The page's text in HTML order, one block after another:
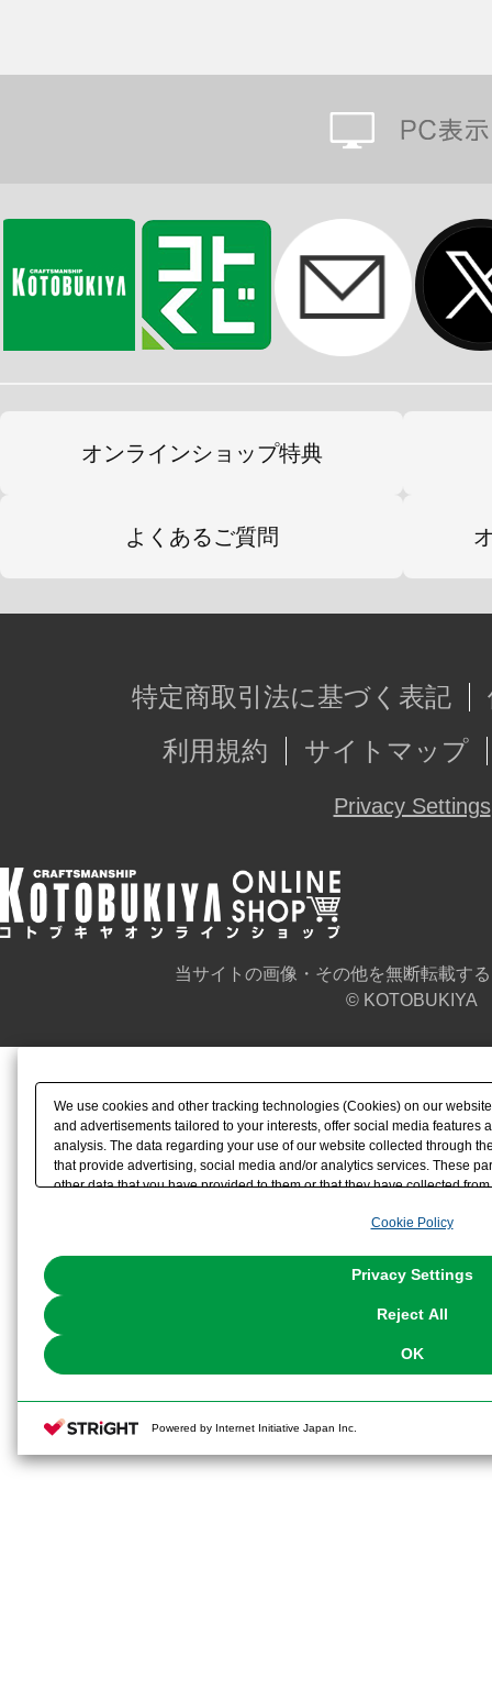
オンラインショップ特典
よくあるご質問
特定商取引法に基づく表記
利用規約
サイトマップ
Privacy Settings
当サイトの画像・その他を無断転載す
© KOTOBUKIYA
We use cookies and other tracking technologies (Cookies) on our
and advertisements tailored to your interests, offer social media features
analysis. The data regarding your use of our website collected through
that provide advertising, social media and/or analytics services. These
other data that you have provided to them or that they have collected
the use of all Cookies except for Strictly Necessary Cookies, please
Cookie Policy
Privacy Settings
Reject All
OK
Powered by Internet Initiative Japan Inc.